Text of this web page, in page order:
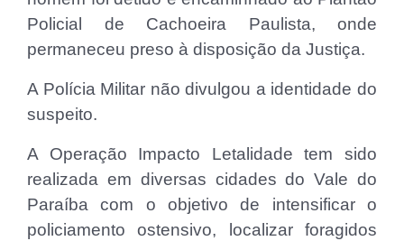
Policial de Cachoeira Paulista, onde
permaneceu preso à disposição da Justiça.
A Polícia Militar não divulgou a identidade do
suspeito.
A Operação Impacto Letalidade tem sido
realizada em diversas cidades do Vale do
Paraíba com o objetivo de intensificar o
policiamento ostensivo, localizar foragidos